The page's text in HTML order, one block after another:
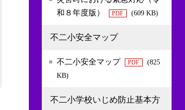
和８年度版）
PDF (609 KB)
不二小安全マップ
不二小安全マップ PDF
(825
KB)
不二小学校いじめ防止基本方